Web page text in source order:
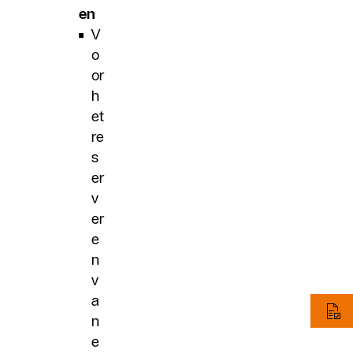
en
V
o
or
h
et
re
s
er
v
er
e
n
v
a
n
e